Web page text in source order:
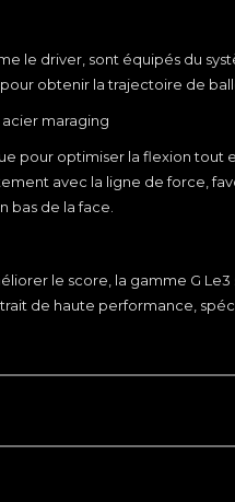
le driver, sont équipés du
pour obtenir la trajectoire de
maraging
pour optimiser la flexion tout
avec la ligne de force,
bas de la face.
le score, la gamme G
de haute performance,